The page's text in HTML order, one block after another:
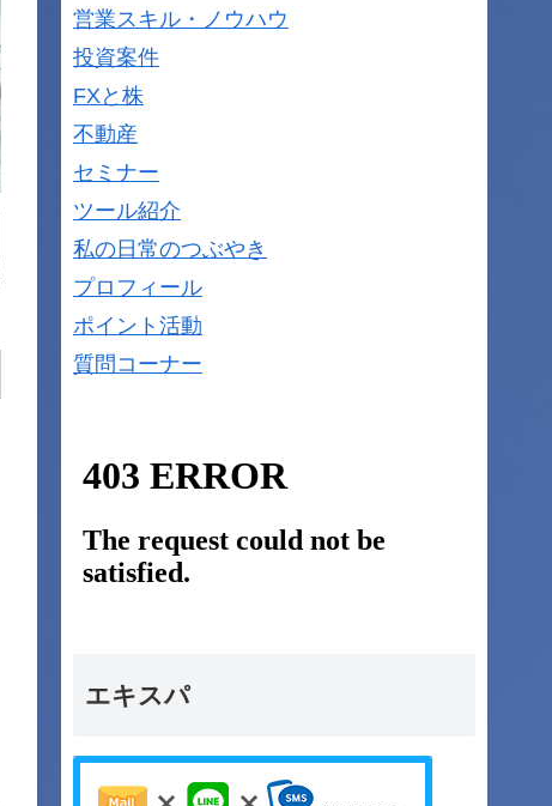
営業スキル・ノウハウ
投資案件
FXと株
不動産
セミナー
ツール紹介
私の日常のつぶやき
プロフィール
ポイント活動
質問コーナー
エキスパ